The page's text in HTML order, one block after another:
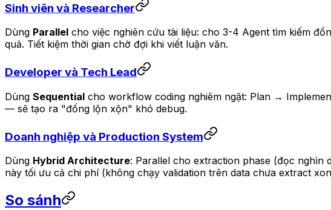
Sinh viên và Researcher
Dùng Parallel cho việc nghiên cứu tài liệu: cho 3-4 Agent tìm kiếm
quả. Tiết kiệm thời gian chờ đợi khi viết luận văn.
Developer và Tech Lead
Dùng Sequential cho workflow coding nghiêm ngặt: Plan →
— sẽ tạo ra "đống lộn xộn" khó debug.
Doanh nghiệp và Production System
Dùng Hybrid Architecture: Parallel cho extraction phase (đọc
này tối ưu cả chi phí (không chạy validation trên data chưa extract
So sánh